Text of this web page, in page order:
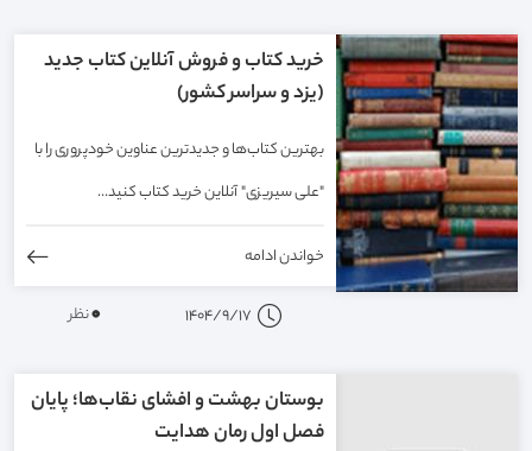
خرید کتاب و فروش آنلاین کتاب جدید
(یزد و سراسر کشور)
بهترین کتاب‌ها و جدیدترین عناوین خودپروری را با
"علی سیریزی" آنلاین خرید کتاب کنید...
خواندن ادامه
1404/9/17
0نظر
بوستان بهشت و افشای نقاب‌ها؛ پایان
فصل اول رمان هدایت